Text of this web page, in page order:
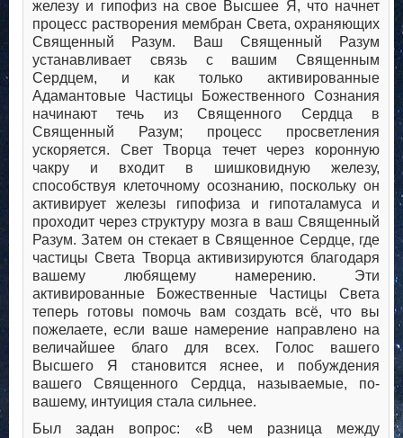
железу и гипофиз на свое Высшее Я, что начнет
процесс растворения мембран Света, охраняющих
Священный Разум. Ваш Священный Разум
устанавливает связь с вашим Священным
Сердцем, и как только активированные
Адамантовые Частицы Божественного Сознания
начинают течь из Священного Сердца в
Священный Разум; процесс просветления
ускоряется. Свет Творца течет через коронную
чакру и входит в шишковидную железу,
способствуя клеточному осознанию, поскольку он
активирует железы гипофиза и гипоталамуса и
проходит через структуру мозга в ваш Священный
Разум. Затем он стекает в Священное Сердце, где
частицы Света Творца активизируются благодаря
вашему любящему намерению. Эти
активированные Божественные Частицы Света
теперь готовы помочь вам создать всё, что вы
пожелаете, если ваше намерение направлено на
величайшее благо для всех. Голос вашего
Высшего Я становится яснее, и побуждения
вашего Священного Сердца, называемые, по-
вашему, интуиция стала сильнее.
Был задан вопрос: «В чем разница между